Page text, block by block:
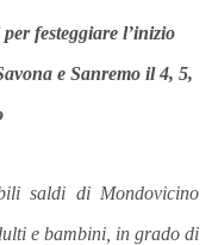
festeggiare l’inizio
e Sanremo il 4, 5,
saldi di Mondovicino
e bambini, in grado di